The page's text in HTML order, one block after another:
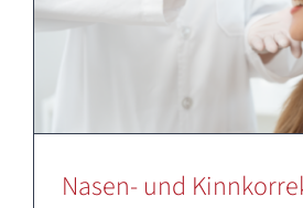
Nasen- und